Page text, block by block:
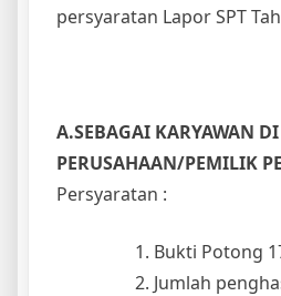
persyaratan Lapor SPT
A.SEBAGAI KARYAWAN DI
PERUSAHAAN/PEMILIK
Persyaratan :
Bukti Potong
Jumlah